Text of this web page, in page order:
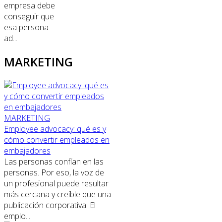
empresa debe
conseguir que
esa persona
ad...
MARKETING
MARKETING
Employee advocacy: qué es y
cómo convertir empleados en
embajadores
Las personas confían en las
personas. Por eso, la voz de
un profesional puede resultar
más cercana y creíble que una
publicación corporativa. El
emplo...